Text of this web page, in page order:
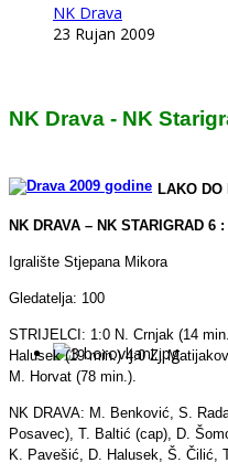
NK Drava
23 Rujan 2009
NK Drava - NK
LAKO DO
NK DRAVA – NK STARIGRAD 6
Igralište Stjepana Mikora
Gledatelja: 100
STRIJELCI: 1:0 N. Crnjak (14
Halusek (19 min.) 4:0 Z.
M. Horvat (78 min.).
NK DRAVA: M. Benković, S.
Posavec), T. Baltić (cap), D.
K. Pavešić, D. Halusek, Š. Čilić,